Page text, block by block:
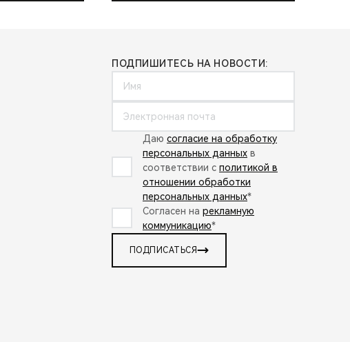
ПОДПИШИТЕСЬ НА НОВОСТИ:
Даю согласие на обработку
персональных данных в
соответствии с политикой в
отношении обработки
персональных данных*
Согласен на рекламную
коммуникацию*
ПОДПИСАТЬСЯ